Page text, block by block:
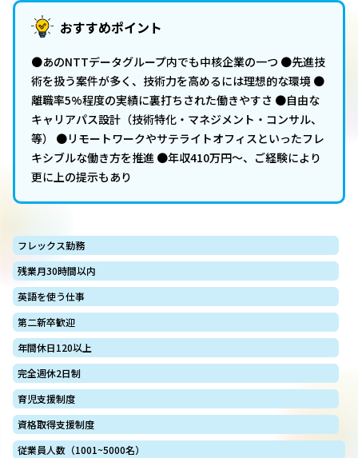
おすすめポイント
●あのNTTデータグループ内でも中核企業の一つ ●先進技
術を扱う案件が多く、技術力を高めるには理想的な環境 ●
離職率5%程度の実績に裏打ちされた働きやすさ ●自由な
キャリアパス設計（技術特化・マネジメント・コンサル、
等） ●リモートワークやサテライトオフィスといったフレ
キシブルな働き方を推進 ●年収410万円～、ご経験により
更に上の提示もあり
フレックス勤務
残業月30時間以内
英語を使う仕事
第二新卒歓迎
年間休日120以上
完全週休2日制
育児支援制度
資格取得支援制度
従業員人数（1001~5000名）